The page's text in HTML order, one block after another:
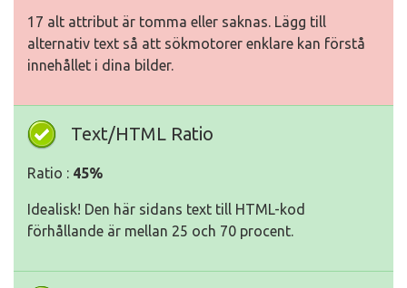
17 alt attribut är tomma eller saknas. Lägg till
alternativ text så att sökmotorer enklare kan förstå
innehållet i dina bilder.
Text/HTML Ratio
Ratio : 45%
Idealisk! Den här sidans text till HTML-kod
förhållande är mellan 25 och 70 procent.